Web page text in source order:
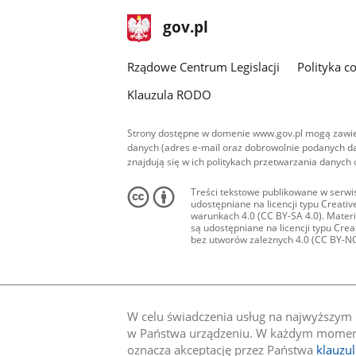
W celu świadczenia usług na
w Państwa urządzeniu. W każdym
oznacza akceptację przez Państwa
stopka
gov.pl Strona
gov.pl
Rządowe Centrum Legislacji
Polityka
Klauzula RODO
Strony dostępne w domenie www.gov.pl mogą
danych (adres e-mail oraz dobrowolnie podanych
znajdują się w ich politykach przetwarzania danych
Treści tekstowe publikowane w
udostępniane na licencji typu
warunkach 4.0 (CC BY-SA 4.0).
są udostępniane na licencji typu
bez utworów zależnych 4.0 (CC BY-